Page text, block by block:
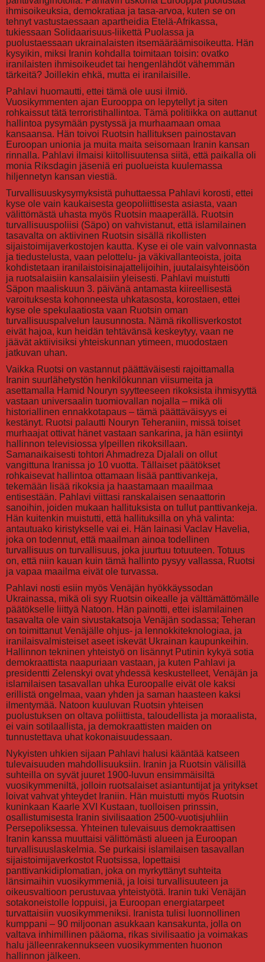
ihmisoikeuksia, demokratiaa ja tasa-arvoa, kuten se on
tehnyt vastustaessaan apartheidia Etelä-Afrikassa,
tukiessaan Solidaarisuus-liikettä Puolassa ja
puolustaessaan ukrainalaisten itsemääräämisoikeutta. Hän
kysyikin, miksi Iranin kohdalla toimitaan toisin: ovatko
iranilaisten ihmisoikeudet tai hengenlähdöt vähemmän
tärkeitä? Joillekin ehkä, mutta ei iranilaisille.
Pahlavi huomautti, ettei tämä ole uusi ilmiö.
Vuosikymmenten ajan Eurooppa on lepytellyt ja siten
rohkaissut tätä terroristihallintoa. Tämä politiikka on auttanut
hallintoa pysymään pystyssä ja murhaamaan omaa
kansaansa. Hän toivoi Ruotsin hallituksen painostavan
Euroopan unionia ja muita maita seisomaan Iranin kansan
rinnalla. Pahlavi ilmaisi kiitollisuutensa siitä, että paikalla oli
monia Riksdagin jäseniä eri puolueista kuulemassa
hiljennetyn kansan viestiä.
Turvallisuuskysymyksistä puhuttaessa Pahlavi korosti, ettei
kyse ole vain kaukaisesta geopoliittisesta asiasta, vaan
välittömästä uhasta myös Ruotsin maaperällä. Ruotsin
turvallisuuspoliisi (Säpo) on vahvistanut, että islamilainen
tasavalta on aktiivinen Ruotsin sisällä rikollisten
sijaistoimijaverkostojen kautta. Kyse ei ole vain valvonnasta
ja tiedustelusta, vaan pelottelu- ja väkivallanteoista, joita
kohdistetaan iranilaistoisinajattelijoihin, juutalaisyhteisöön
ja ruotsalaisiin kansalaisiin yleisesti. Pahlavi muistutti
Säpon maaliskuun 3. päivänä antamasta kiireellisestä
varoituksesta kohonneesta uhkatasosta, korostaen, ettei
kyse ole spekulaatiosta vaan Ruotsin oman
turvallisuuspalvelun lausunnosta. Nämä rikollisverkostot
eivät hajoa, kun heidän tehtävänsä keskeytyy, vaan ne
jäävät aktiivisiksi yhteiskunnan ytimeen, muodostaen
jatkuvan uhan.
Vaikka Ruotsi on vastannut päättäväisesti rajoittamalla
Iranin suurlähetystön henkilökunnan viisumeita ja
asettamalla Hamid Nouryn syytteeseen rikoksista ihmisyyttä
vastaan universaalin tuomiovallan nojalla – mikä oli
historiallinen ennakkotapaus – tämä päättäväisyys ei
kestänyt. Ruotsi palautti Nouryn Teheraniin, missä toiset
murhaajat ottivat hänet vastaan sankarina, ja hän esiintyi
hallinnon televisiossa ylpeillen rikoksillaan.
Samanaikaisesti tohtori Ahmadreza Djalali on ollut
vangittuna Iranissa jo 10 vuotta. Tällaiset päätökset
rohkaisevat hallintoa ottamaan lisää panttivankeja,
tekemään lisää rikoksia ja haastamaan maailmaa
entisestään. Pahlavi viittasi ranskalaisen senaattorin
sanoihin, joiden mukaan hallituksista on tullut panttivankeja.
Hän kuitenkin muistutti, että hallituksilla on yhä valinta:
antautuako kiristykselle vai ei. Hän lainasi Vaclav Havelia,
joka on todennut, että maailman ainoa todellinen
turvallisuus on turvallisuus, joka juurtuu totuuteen. Totuus
on, että niin kauan kuin tämä hallinto pysyy vallassa, Ruotsi
ja vapaa maailma eivät ole turvassa.
Pahlavi nosti esiin myös Venäjän hyökkäyssodan
Ukrainassa, mikä oli syy Ruotsin oikealle ja välttämättömälle
päätökselle liittyä Natoon. Hän painotti, ettei islamilainen
tasavalta ole vain sivustakatsoja Venäjän sodassa; Teheran
on toimittanut Venäjälle ohjus- ja lennokkiteknologiaa, ja
iranilaisvalmisteiset aseet iskevät Ukrainan kaupunkeihin.
Hallinnon tekninen yhteistyö on lisännyt Putinin kykyä sotia
demokraattista naapuriaan vastaan, ja kuten Pahlavi ja
presidentti Zelenskyi ovat yhdessä keskustelleet, Venäjän ja
islamilaisen tasavallan uhka Euroopalle eivät ole kaksi
erillistä ongelmaa, vaan yhden ja saman haasteen kaksi
ilmentymää. Natoon kuuluvan Ruotsin yhteisen
puolustuksen on oltava poliittista, taloudellista ja moraalista,
ei vain sotilaallista, ja demokraattisten maiden on
tunnustettava uhat kokonaisuudessaan.
Nykyisten uhkien sijaan Pahlavi halusi kääntää katseen
tulevaisuuden mahdollisuuksiin. Iranin ja Ruotsin välisillä
suhteilla on syvät juuret 1900-luvun ensimmäisiltä
vuosikymmeniltä, jolloin ruotsalaiset asiantuntijat ja yritykset
loivat vahvat yhteydet Iraniin. Hän muistutti myös Ruotsin
kuninkaan Kaarle XVI Kustaan, tuolloisen prinssin,
osallistumisesta Iranin sivilisaation 2500-vuotisjuhliin
Persepoliksessa. Yhteinen tulevaisuus demokraattisen
Iranin kanssa muuttaisi välittömästi alueen ja Euroopan
turvallisuuslaskelmia. Se purkaisi islamilaisen tasavallan
sijaistoimijaverkostot Ruotsissa, lopettaisi
panttivankidiplomatian, joka on myrkyttänyt suhteita
länsimaihin vuosikymmeniä, ja loisi turvallisuuteen ja
oikeusvaltioon perustuvaa yhteistyötä. Iranin tuki Venäjän
sotakoneistolle loppuisi, ja Euroopan energiatarpeet
turvattaisiin vuosikymmeniksi. Iranista tulisi luonnollinen
kumppani – 90 miljoonan asukkaan kansakunta, jolla on
valtava inhimillinen pääoma, rikas sivilisaatio ja voimakas
halu jälleenrakennukseen vuosikymmenten huonon
hallinnon jälkeen.